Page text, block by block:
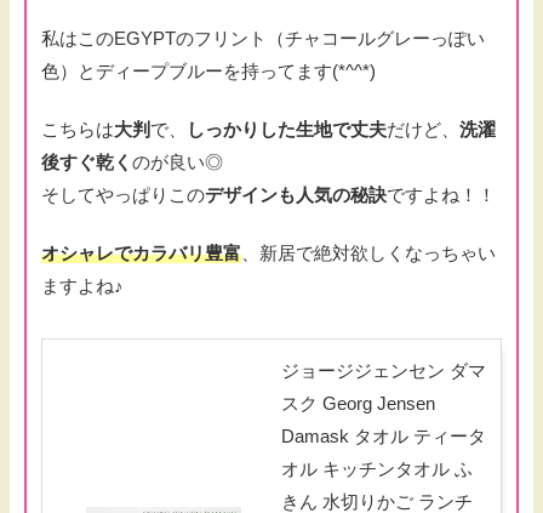
私はこのEGYPTのフリント（チャコールグレーっぽい
色）とディープブルーを持ってます(*^^*)
こちらは大判 で、 しっかりした生地で丈夫だけど、 洗濯
後すぐ乾く のが良い◎
そしてやっぱりこのデザインも人気の秘訣ですよね！！
オシャレでカラバリ豊富 、新居で絶対欲しくなっちゃい
ますよね♪
ジョージジェンセン ダマ
スク Georg Jensen
Damask タオル ティータ
オル キッチンタオル ふ
きん 水切りかご ランチ